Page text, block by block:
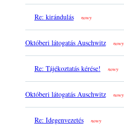
Re: kirándulás nowy
Októberi látogatás Auschwitz nowy
Re: Tájékoztatás kérése! nowy
Októberi látogatás Auschwitz nowy
Re: Idegenvezetés nowy